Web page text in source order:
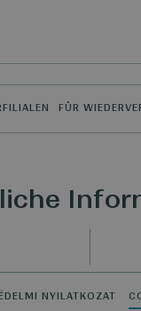
FÜR
NYILATKOZAT